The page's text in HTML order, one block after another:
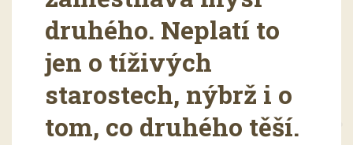
druhého. Neplatí to
jen o tíživých
starostech, nýbrž i o
tom, co druhého těší.